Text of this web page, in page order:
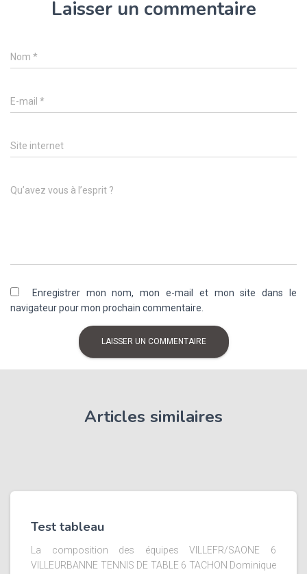
Laisser un commentaire
Nom *
E-mail *
Site internet
Qu’avez vous à l’esprit ?
Enregistrer mon nom, mon e-mail et mon site dans le
navigateur pour mon prochain commentaire.
Articles similaires
Test tableau
La composition des équipes VILLEFR/SAONE 6
VILLEURBANNE TENNIS DE TABLE 6 TACHON Dominique